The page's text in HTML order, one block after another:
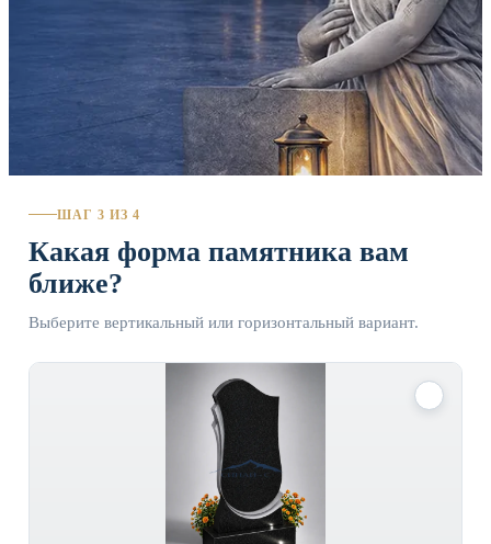
ШАГ 3 ИЗ 4
Какая форма памятника вам
ближе?
Выберите вертикальный или горизонтальный вариант.